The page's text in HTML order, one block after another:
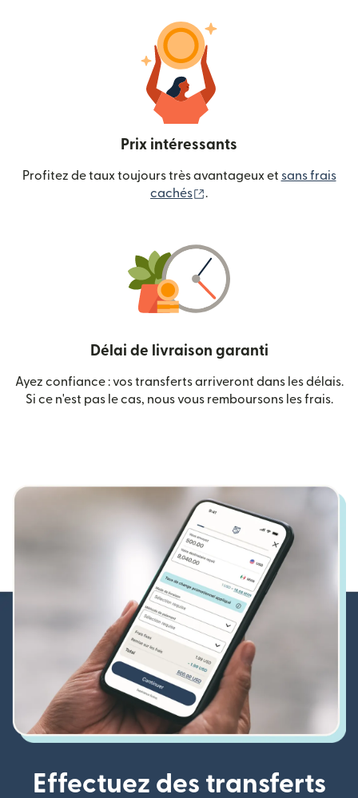
Prix intéressants
Profitez de taux toujours très avantageux et sans frais
cachés
.
Délai de livraison garanti
Ayez confiance : vos transferts arriveront dans les délais.
Si ce n'est pas le cas, nous vous remboursons les frais.
Effectuez des transferts